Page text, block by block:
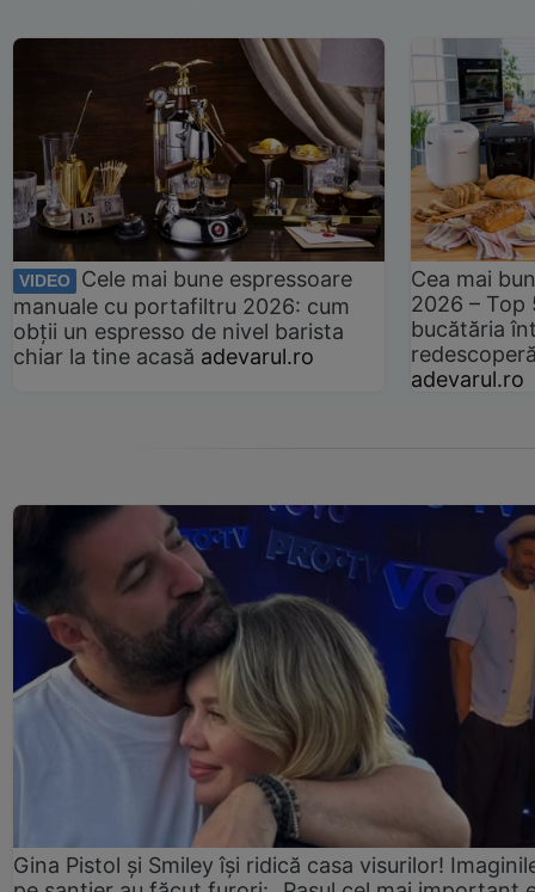
VIDEO
Cele mai bune espressoare
manuale cu portafiltru 2026: cum
obții un espresso de nivel barista
chiar la tine acasă adevarul.ro
Cea mai
2026 –
bucătăria
adevarul.ro
Gina Pistol și Smiley își ridică casa visurilor!